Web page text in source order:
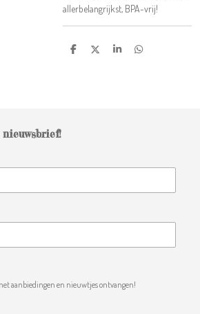
allerbelangrijkst, BPA-vrij!
D
D
S
D
aanbiedingen en nieuwtjes ontvangen!